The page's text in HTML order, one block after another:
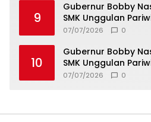
9
Gubernur Bobby
SMK Unggulan
Boarding School di
07/07/2026 0
10
Gubernur Bobby
SMK Unggulan
Boarding School di
07/07/2026 0